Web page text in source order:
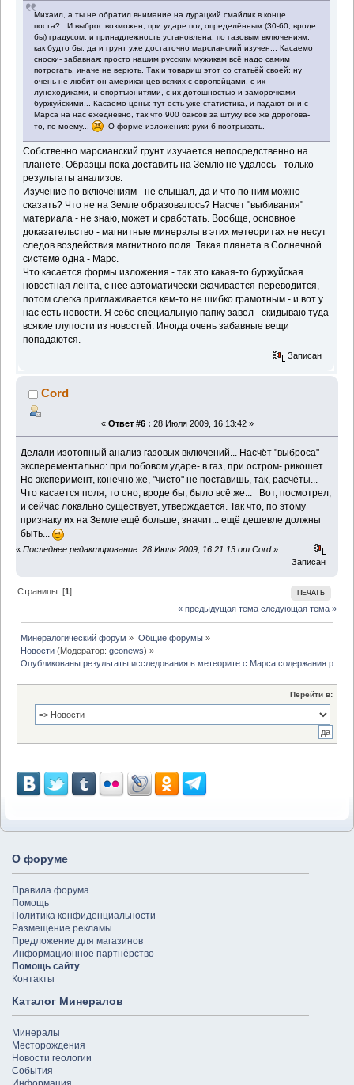
Михаил, а ты не обратил внимание на дурацкий смайлик в конце
поста?.. И выброс возможен, при ударе под определённым (30-60, вроде
бы) градусом, и принадлежность установлена, по газовым включениям,
как будто бы, да и грунт уже достаточно марсианский изучен... Касаемо
сноски- забавная: просто нашим русским мужикам всё надо самим
потрогать, иначе не верють. Так и товарищ этот со статьёй своей: ну
очень не любит он американцев всяких с европейцами, с их
луноходиками, и опортъюнитями, с их дотошностью и заморочками
буржуйскими... Касаемо цены: тут есть уже статистика, и падают они с
Марса на нас ежедневно, так что 900 баксов за штуку всё же дорогова-
то, по-моему...
О форме изложения: руки б поотрывать.
Собственно марсианский грунт изучается непосредственно на
планете. Образцы пока доставить на Землю не удалось - только
результаты анализов.
Изучение по включениям - не слышал, да и что по ним можно
сказать? Что не на Земле образовалось? Насчет "выбивания"
материала - не знаю, может и сработать. Вообще, основное
доказательство - магнитные минералы в этих метеоритах не несут
следов воздействия магнитного поля. Такая планета в Солнечной
системе одна - Марс.
Что касается формы изложения - так это какая-то буржуйская
новостная лента, с нее автоматически скачивается-переводится,
потом слегка приглаживается кем-то не шибко грамотным - и вот у
нас есть новости. Я себе специальную папку завел - скидываю туда
всякие глупости из новостей. Иногда очень забавные вещи
попадаются.
Записан
Cord
« Ответ #6 : 28 Июля 2009, 16:13:42 »
Делали изотопный анализ газовых включений... Насчёт "выброса"-
эксперементально: при лобовом ударе- в газ, при остром- рикошет.
Но эксперимент, конечно же, "чисто" не поставишь, так, расчёты...
Что касается поля, то оно, вроде бы, было всё же... Вот, посмотрел,
и сейчас локально существует, утверждается. Так что, по этому
признаку их на Земле ещё больше, значит... ещё дешевле должны
быть...
« Последнее редактирование: 28 Июля 2009, 16:21:13 от Cord»
Записан
ПЕЧАТЬ
Страницы: [1]
« предыдущая тема следующая тема »
Минералогический форум » Общие форумы»
Новости (Модератор:geonews) »
Опубликованы результаты исследования в метеорите с Марса содержания
Перейти в:
О форуме
Правила форума
Помощь
Политика конфиденциальности
Размещение рекламы
Предложение для магазинов
Информационное партнёрство
Помощь сайту
Контакты
Каталог Минералов
Минералы
Месторождения
Новости геологии
События